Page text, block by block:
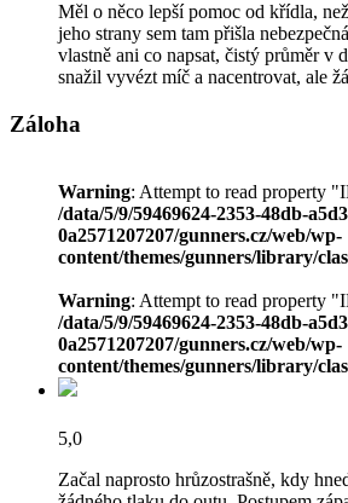
Měl o něco lepší pomoc od křídla,
jeho strany sem tam přišla
vlastně ani co napsat, čistý průměr v
snažil vyvézt míč a nacentrovat, ale
Záloha
Warning: Attempt to read property
/data/5/9/59469624-2353-48db-
0a2571207207/gunners.cz/web/wp-
content/themes/gunners/library/
Warning: Attempt to read property
/data/5/9/59469624-2353-48db-
0a2571207207/gunners.cz/web/wp-
content/themes/gunners/library/
5,0
Začal naprosto hrůzostrašně, kdy